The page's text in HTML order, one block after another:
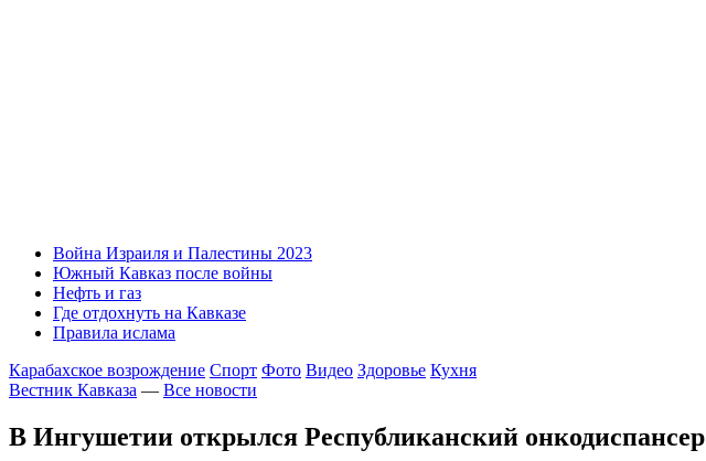
Война Израиля и Палестины 2023
Южный Кавказ после войны
Нефть и газ
Где отдохнуть на Кавказе
Правила ислама
Карабахское возрождение Спорт Фото Видео Здоровье Кухня
Вестник Кавказа — Все новости
В Ингушетии открылся Республиканский онкодиспансер